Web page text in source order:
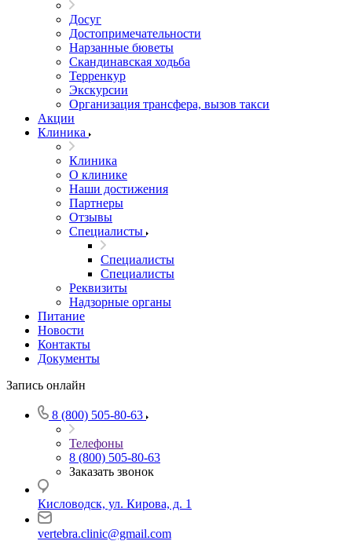
Досуг
Достопримечательности
Нарзанные бюветы
Скандинавская ходьба
Терренкур
Экскурсии
Организация трансфера, вызов такси
Акции
Клиника
Клиника
О клинике
Наши достижения
Партнеры
Отзывы
Специалисты
Специалисты
Специалисты
Реквизиты
Надзорные органы
Питание
Новости
Контакты
Документы
Запись онлайн
8 (800) 505-80-63
Телефоны
8 (800) 505-80-63
Заказать звонок
Кисловодск, ул. Кирова, д. 1
vertebra.clinic@gmail.com